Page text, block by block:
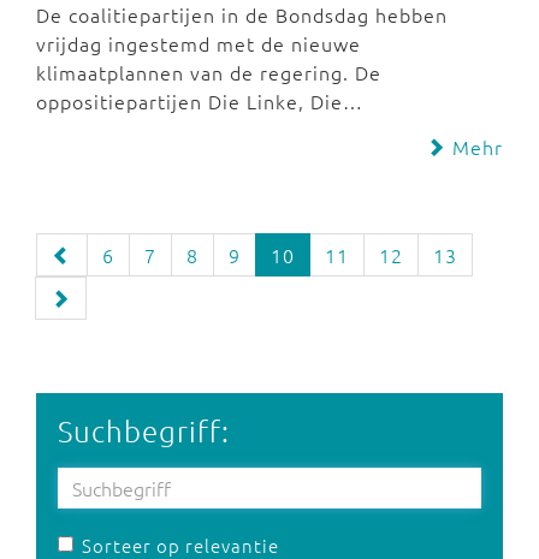
De coalitiepartijen in de Bondsdag hebben
vrijdag ingestemd met de nieuwe
klimaatplannen van de regering. De
oppositiepartijen Die Linke, Die…
Mehr
6 7 8 9 10 11 12 13
Suchbegriff:
Sorteer op relevantie